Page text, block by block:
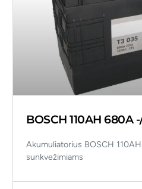
BOSCH 110AH 680A
Akumuliatorius BOSCH
sunkvežimiams